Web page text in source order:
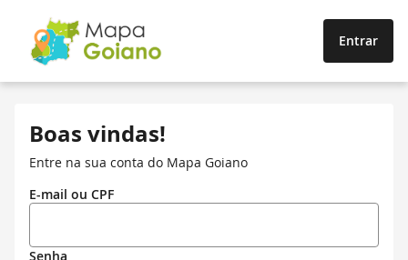
Entrar
Boas vindas!
Entre na sua conta do Mapa Goiano
E-mail ou CPF
Senha